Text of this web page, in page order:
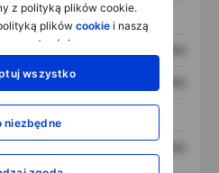
z polityką plików cookie.
plików cookiei naszą
prywatności
wszystko
niezbędne
XXXXXXX